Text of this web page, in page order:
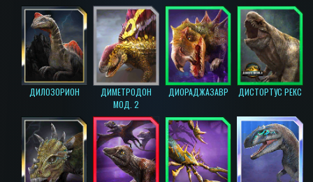
ДИЛОЗОРИОН
ДИМЕТРОДОН
МОД. 2
ДИОРАДЖАЗАВР ДИСТОРТУС РЕКС